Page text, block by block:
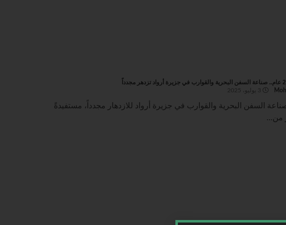
السفن البحرية والقوارب في جزيرة أرواد للازدهار مجدداً، مستفيدةً
من...